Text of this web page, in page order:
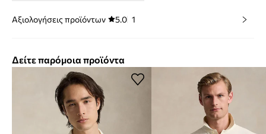
Αξιολογήσεις προϊόντων 5.0 1
Δείτε παρόμοια προϊόντα